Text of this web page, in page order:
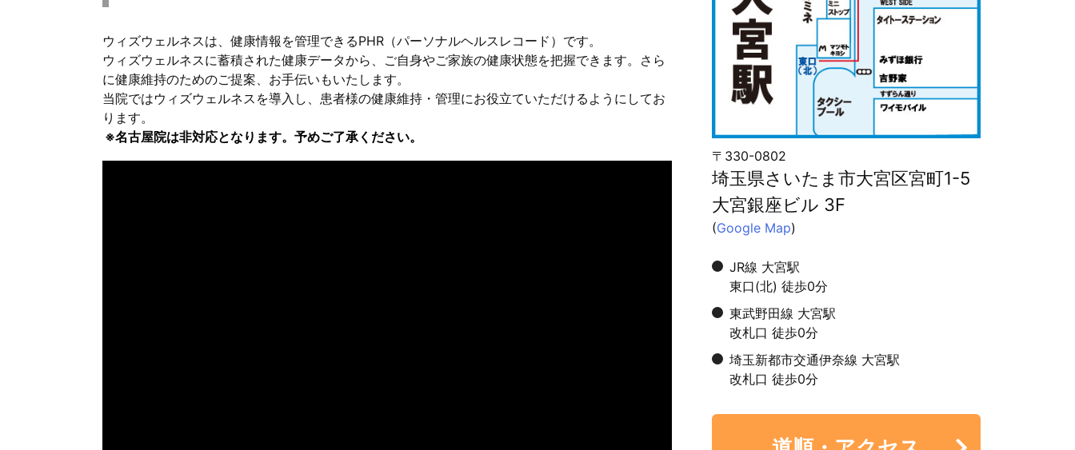
ウィズウェルネスは、健康情報を管理できるPHR（パーソナルヘルスレコード）です。
ウィズウェルネスに蓄積された健康データから、ご自身やご家族の健康状態を把握できます。さら
に健康維持のためのご提案、お手伝いもいたします。
当院ではウィズウェルネスを導入し、患者様の健康維持・管理にお役立ていただけるようにしてお
ります。
※名古屋院は非対応となります。予めご了承ください。
〒330-0802
埼玉県さいたま市大宮区宮町1-5
大宮銀座ビル 3F
(Google Map)
JR線 大宮駅
東口(北) 徒歩0分
東武野田線 大宮駅
改札口 徒歩0分
埼玉新都市交通伊奈線 大宮駅
改札口 徒歩0分